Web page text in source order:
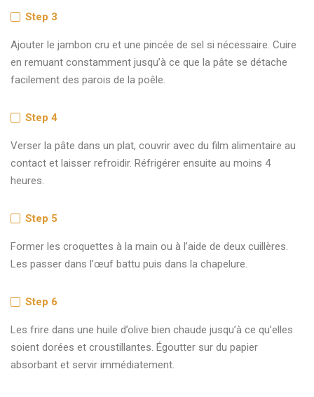
Step 3
Ajouter le jambon cru et une pincée de sel si nécessaire. Cuire
en remuant constamment jusqu’à ce que la pâte se détache
facilement des parois de la poêle.
Step 4
Verser la pâte dans un plat, couvrir avec du film alimentaire au
contact et laisser refroidir. Réfrigérer ensuite au moins 4
heures.
Step 5
Former les croquettes à la main ou à l’aide de deux cuillères.
Les passer dans l’œuf battu puis dans la chapelure.
Step 6
Les frire dans une huile d’olive bien chaude jusqu’à ce qu’elles
soient dorées et croustillantes. Égoutter sur du papier
absorbant et servir immédiatement.